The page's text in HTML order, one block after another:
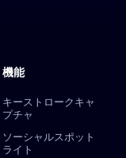
機能
キーストロークキャ
プチャ
ソーシャルスポット
ライト